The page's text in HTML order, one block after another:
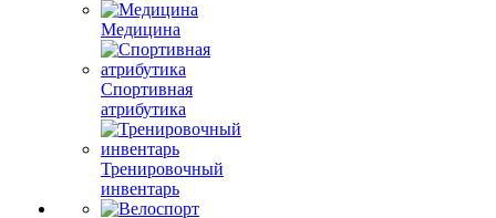
Медицина
Спортивная
атрибутика
Тренировочный
инвентарь